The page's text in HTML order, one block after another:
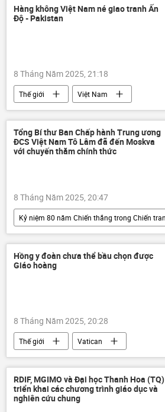
Bộ Nông nghiệp Việt Nam
xuất khẩu
hợp tác
Hàng không Việt Nam né giao tranh Ấn
Độ - Pakistan
8 Tháng Năm 2025, 21:18
Thế giới
Việt Nam
Vietnam Airlines
Pakistan
Xung đột Ấn Độ - Pakistan
xung đột quân sự
hàng không
Tổng Bí thư Ban Chấp hành Trung ương
ĐCS Việt Nam Tô Lâm đã đến Moskva
với chuyến thăm chính thức
8 Tháng Năm 2025, 20:47
Thế giới
Nga
Việt Nam
Tô Lâm
Chiến thắng
ngày kỷ niệm Chiến thắng
Hồng y đoàn chưa thể bầu chọn được
Giáo hoàng
8 Tháng Năm 2025, 20:28
Thế giới
Vatican
Đức Giáo hoàng Francis
tôn giáo
Văn hóa
RDIF, MGIMO và Đại học Thanh Hoa (TQ)
triển khai các chương trình giáo dục và
nghiên cứu chung